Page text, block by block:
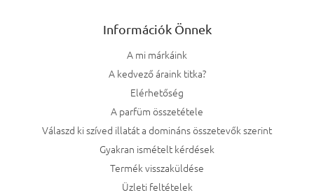
Információk Önnek
A mi márkáink
A kedvező áraink titka?
Elérhetőség
A parfüm összetétele
Válaszd ki szíved illatát a domináns összetevők szerint
Gyakran ismételt kérdések
Termék visszaküldése
Üzleti feltételek